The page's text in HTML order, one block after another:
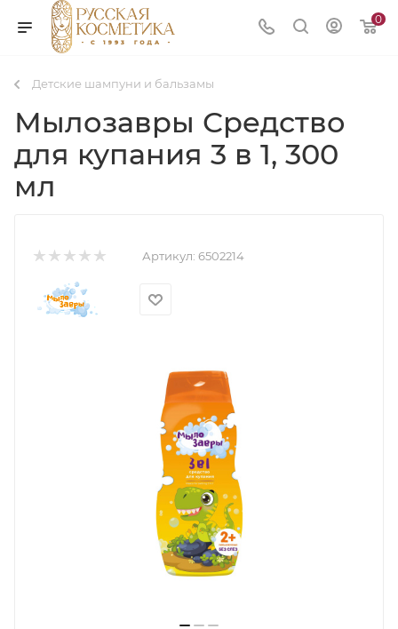
0
Детские шампуни и бальзамы
Мылозавры Средство
для купания 3 в 1, 300
мл
Артикул: 6502214